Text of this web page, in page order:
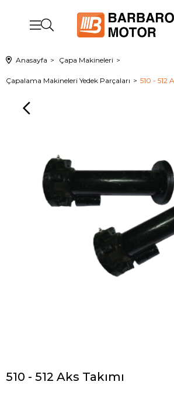
Anasayfa Çapa Makineleri
Çapalama Makineleri Yedek Parçaları 510 - 512
510 - 512 Aks Takımı